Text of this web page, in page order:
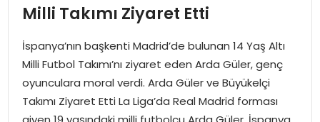
EĞITIM
EKONOMI
MAGAZIN
Milli Takımı Ziyaret Etti
İspanya’nın başkenti Madrid’de bulunan 14 Yaş Altı
Milli Futbol Takımı’nı ziyaret eden Arda Güler, genç
oyunculara moral verdi. Arda Güler ve Büyükelçi
Takımı Ziyaret Etti La Liga’da Real Madrid forması